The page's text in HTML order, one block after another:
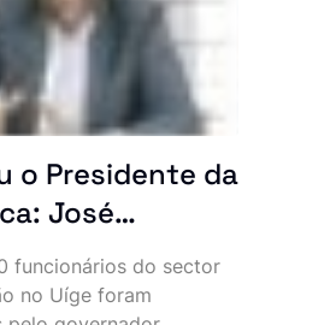
luxo, marcada por
de gama, telemóveis
frequentes.
o Presidente da
José
da Rocha
de 400
funcionários do sector
no Uíge foram